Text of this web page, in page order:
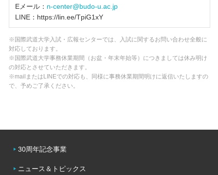
Eメール： n-center@budo-u.ac.jp
LINE：https://lin.ee/TpiG1xY
※国際武道大学入試・広報センターでは、入試に関するお問い合わせ全般に
対応しております。
※国際武道大学事務休業期間（お盆・年末年始等）につきましては休み明け
の対応とさせていただきます。
※mailまたはLINEでの対応も、同様に事務休業期間明けに返信いたしますの
で、予めご了承ください。
30周年記念事業
ニュース＆トピックス